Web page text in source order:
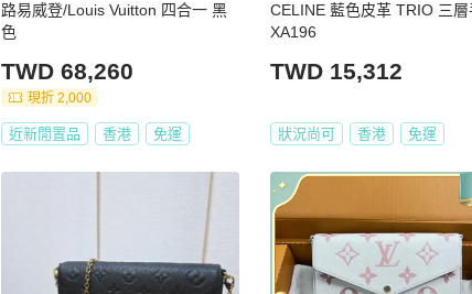
路易威登/Louis Vuitton 四合一 黑
色
TWD 68,260
現折 2,000
近新閒置品 香港 免運
CELINE 藍色皮革 TRIO 三層
XA196
TWD 15,312
狀況尚可 香港 免運